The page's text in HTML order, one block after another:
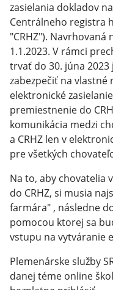
zasielania dokladov
Centrálneho registra
"CRHZ").
1.1.2023. V rámci
trvať do 30. júna
zabezpečiť na
elektronické
premiestnenie do
komunikácia medzi
a CRHZ len v
pre všetkých
Na to, aby chovatelia
do CRHZ, si musia
farmára" , následne
pomocou ktorej sa
vstupu na vytváranie
Plemenárske služby
danej téme online